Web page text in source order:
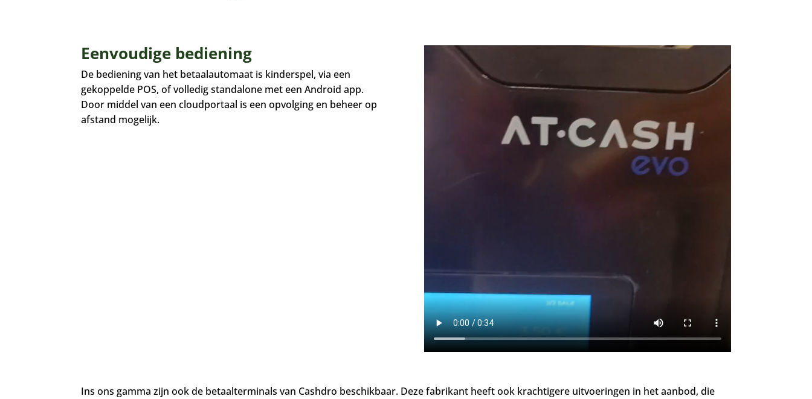
Eenvoudige bediening
De bediening van het betaalautomaat is kinderspel, via een
gekoppelde POS, of volledig standalone met een Android app.
Door middel van een cloudportaal is een opvolging en beheer op
afstand mogelijk.
Ins ons gamma zijn ook de betaalterminals van Cashdro beschikbaar. Deze fabrikant heeft ook krachtigere uitvoeringen in het aanbod, die